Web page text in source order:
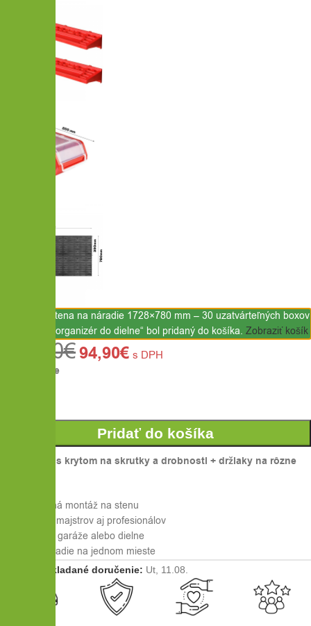
Produkt „Stena na náradie 1728×780 mm – 30 uzatvárteľných boxov
s držiakmi – organizér do dielne“ bol pridaný do košíka. Zobraziť košík
119,90€94,90€ s DPH
Na sklade
Pridať do košíka
🧰30 boxov s krytom na skrutky a drobnosti + držiaky na rôzne
✅Jednoduchá montáž na stenu
✅Pre hobby majstrov aj profesionálov
✅Ideálne do garáže alebo dielne
✅Všetko náradie na jednom mieste
Predpokladané doručenie: Ut, 11.08.